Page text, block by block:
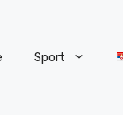
Sport